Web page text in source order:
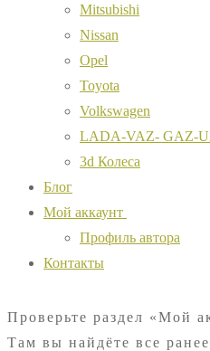
Mitsubishi
Nissan
Opel
Toyota
Volkswagen
LADA-VAZ- GAZ-
3d Колеса
Блог
Мой аккаунт
Профиль автора
Контакты
Проверьте раздел «Мой
Там вы найдёте все